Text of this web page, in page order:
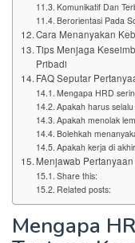
Komunikatif Dan
Berorientasi Pada
Cara Menanyakan
Tips Menjaga
Pribadi
FAQ Seputar
Mengapa HRD
Apakah harus
Apakah menolak
Bolehkah
Apakah kerja di
Menjawab
Share this:
Related posts:
Mengapa